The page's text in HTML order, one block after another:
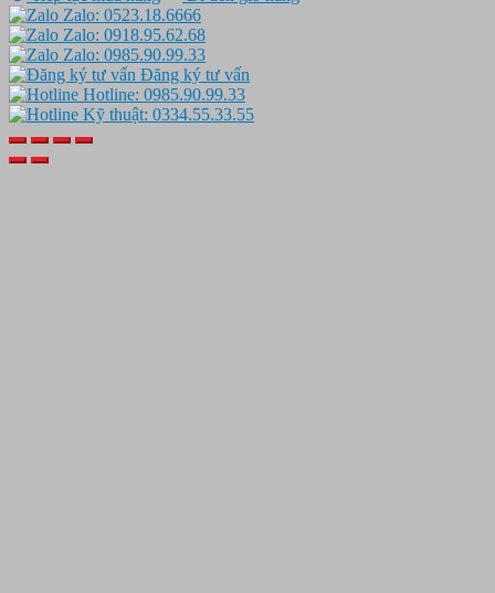
Zalo: 0523.18.6666
Zalo: 0918.95.62.68
Zalo: 0985.90.99.33
Đăng ký tư vấn
Hotline: 0985.90.99.33
Kỹ thuật: 0334.55.33.55